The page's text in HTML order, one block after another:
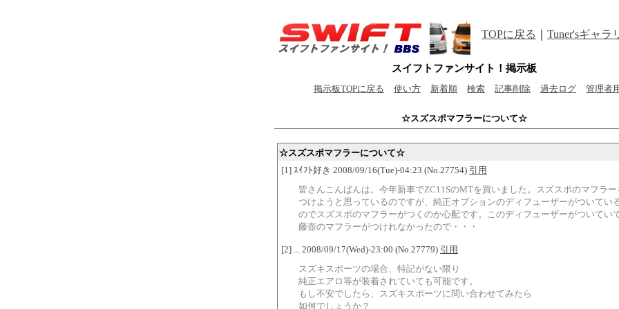
TOPに戻る Tuner'sギャラ
スイフトファンサイト！掲示板
掲示板TOPに戻る 使い方 新着順 検索 記事削除 過去ログ 管理者
☆スズスポマフラーについて☆
☆スズスポマフラーについて☆
[1] ｽｲﾌﾄ好き 2008/09/16(Tue)-04:23 (No.27754) 引用
皆さんこんばんは。今年新車でZC11SのMTを買いました。スズスポのマフラー
つけようと思っているのですが、純正オプションのディフューザーがついてい
のでスズスポのマフラーがつくのか心配です。このディフューザーがついてい
藤壺のマフラーがつけれなかったので・・・
[2] ... 2008/09/17(Wed)-23:00 (No.27779) 引用
スズキスポーツの場合、特記がない限り
純正エアロ等が装着されていても可能です。
もし不安でしたら、スズキスポーツに問い合わせてみたら
如何でしょうか？